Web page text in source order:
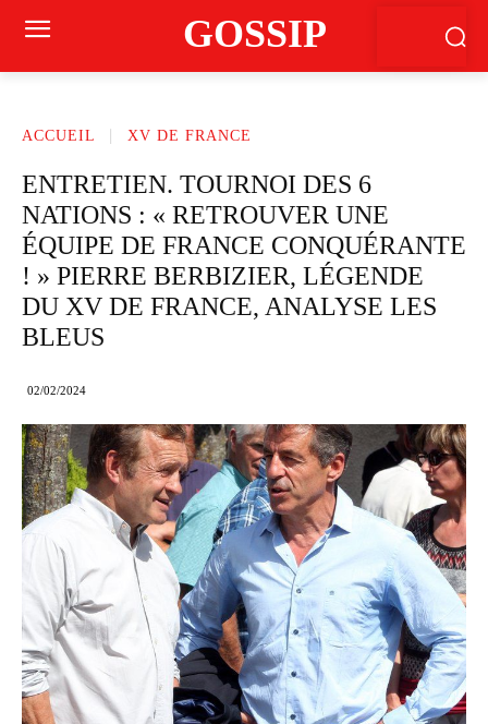
GOSSIP
ACCUEIL XV DE FRANCE
ENTRETIEN. TOURNOI DES 6
NATIONS : « RETROUVER UNE
ÉQUIPE DE FRANCE CONQUÉRANTE
! » PIERRE BERBIZIER, LÉGENDE
DU XV DE FRANCE, ANALYSE LES
BLEUS
02/02/2024